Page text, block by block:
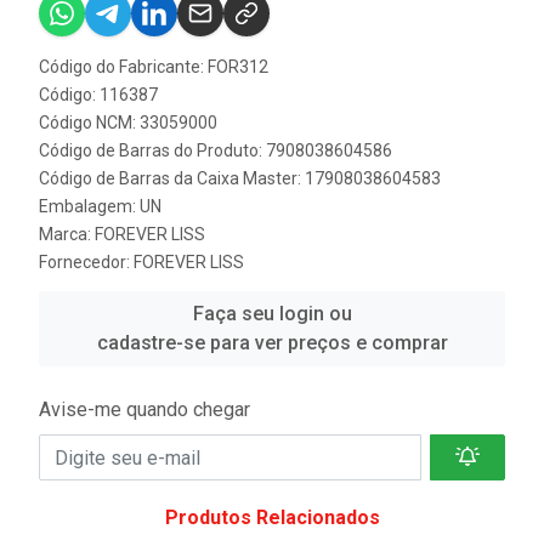
Código do Fabricante: FOR312
Código: 116387
Código NCM: 33059000
Código de Barras do Produto: 7908038604586
Código de Barras da Caixa Master: 17908038604583
Embalagem: UN
Marca: FOREVER LISS
Fornecedor: FOREVER LISS
Faça seu login ou
cadastre-se para ver preços e comprar
Avise-me quando chegar
Produtos Relacionados